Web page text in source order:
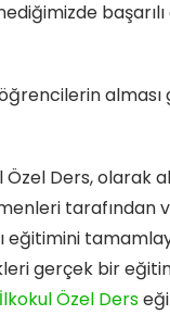
başarılı
alması
Özel Ders, olarak
tarafından
eğitimini
gerçek bir
İlkokul Özel Ders